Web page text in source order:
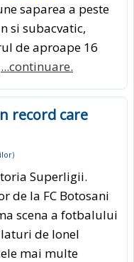
saparea a peste
si subacvatic,
de aproape 16
...continuare.
record care
)
Superligii.
de la FC Botosani
scena a fotbalului
de Ionel
mai multe